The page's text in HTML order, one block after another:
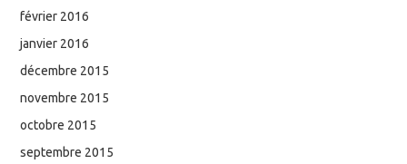
février 2016
janvier 2016
décembre 2015
novembre 2015
octobre 2015
septembre 2015